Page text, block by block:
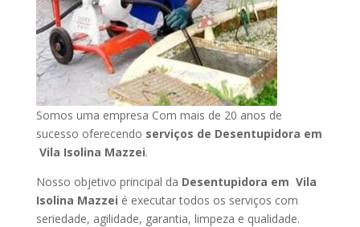
Somos uma empresa Com mais de 20 anos de
sucesso oferecendo serviços de Desentupidora em
Vila Isolina Mazzei.
Nosso objetivo principal da Desentupidora em Vila
Isolina Mazzei é executar todos os serviços com
seriedade, agilidade, garantia, limpeza e qualidade.